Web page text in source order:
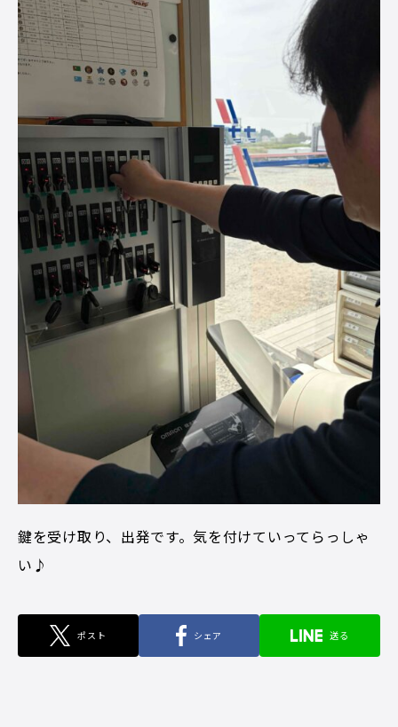
鍵を受け取り、出発です。気を付けていってらっしゃ
い♪
ポスト シェア 送る